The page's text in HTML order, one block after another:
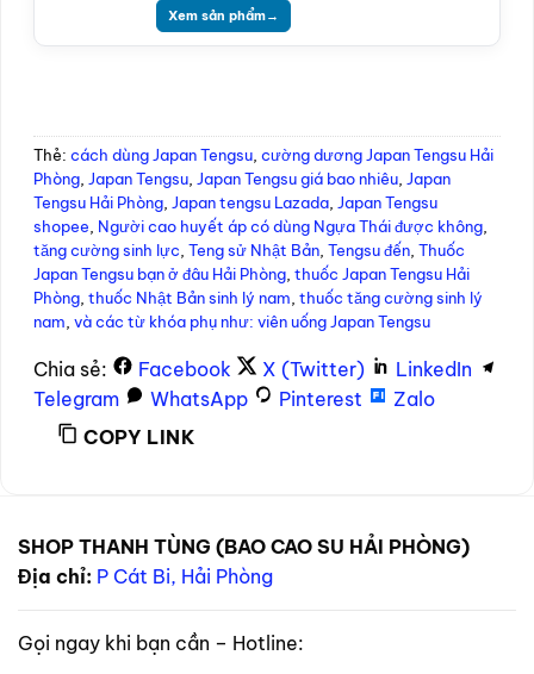
Xem sản phẩm→
Thẻ: cách dùng Japan Tengsu, cường dương Japan Tengsu Hải
Phòng, Japan Tengsu, Japan Tengsu giá bao nhiêu, Japan
Tengsu Hải Phòng, Japan tengsu Lazada, Japan Tengsu
shopee, Người cao huyết áp có dùng Ngựa Thái được không,
tăng cường sinh lực, Teng sử Nhật Bản, Tengsu đến, Thuốc
Japan Tengsu bạn ở đâu Hải Phòng, thuốc Japan Tengsu Hải
Phòng, thuốc Nhật Bản sinh lý nam, thuốc tăng cường sinh lý
nam, và các từ khóa phụ như: viên uống Japan Tengsu
Chia sẻ: Facebook X (Twitter)
LinkedIn
Telegram
WhatsApp Pinterest
Zalo
COPY LINK
SHOP THANH TÙNG (BAO CAO SU HẢI PHÒNG)
Địa chỉ: P Cát Bi, Hải Phòng
Gọi ngay khi bạn cần – Hotline: